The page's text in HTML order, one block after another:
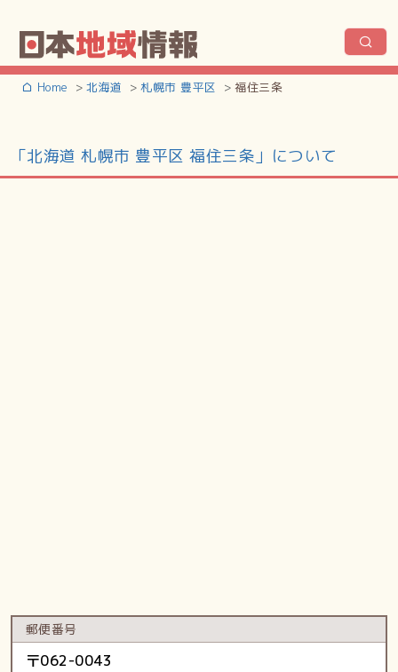
Home 北海道 札幌市 豊平区 福住三条
「北海道 札幌市 豊平区 福住三条」について
郵便番号
〒062-0043